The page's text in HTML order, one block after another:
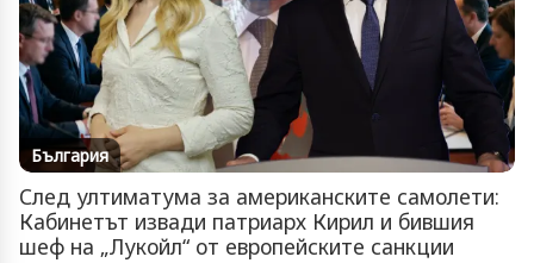
България
След ултиматума за американските самолети:
Кабинетът извади патриарх Кирил и бившия
шеф на „Лукойл“ от европейските санкции